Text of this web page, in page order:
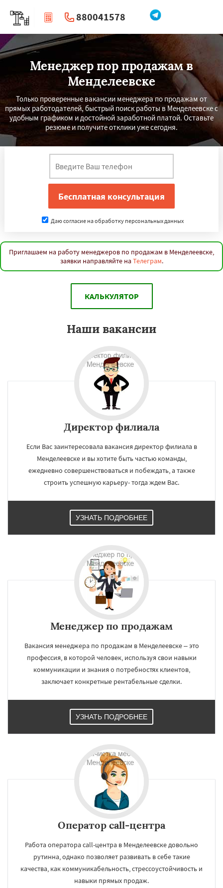
Работаем по
Нахабино
Правдинский Решетниково
Родники
Томилино Тучково Уваровка Удельная
Фосфоритный Фряново Хорлово
Черкизово Черусти Шаховская
880041578
| Перезвоните мне
Менеджер пор продажам в
Менделеевске
Только проверенные вакансии менеджера по продажам от
прямых работодателей, быстрый поиск работы в Менделеевске с
удобным графиком и достойной заработной платой. Оставьте
резюме и получите отклики уже сегодня.
Даю согласие на обработку персональных данных
Приглашаем на работу менеджеров по продажам в Менделеевске,
заявки направляйте на Телеграм.
КАЛЬКУЛЯТОР
Наши вакансии
Директор филиала
Если Вас заинтересовала вакансия директор филиала в
Менделеевске и вы хотите быть частью команды,
ежедневно совершенствоваться и побеждать, а также
строить успешную карьеру- тогда ждем Вас.
УЗНАТЬ ПОДРОБНЕЕ
Менеджер по продажам
Вакансия менеджера по продажам в Менделеевске – это
профессия, в которой человек, используя свои навыки
коммуникации и знания о потребностях клиентов,
заключает конкретные рентабельные сделки.
УЗНАТЬ ПОДРОБНЕЕ
Оператор call-центра
Работа оператора call-центра в Менделеевске довольно
рутинна, однако позволяет развивать в себе такие
качества, как коммуникабельность, стрессоустойчивость и
навыки прямых продаж.
УЗНАТЬ ПОДРОБНЕЕ
Даю согласие на обработку персональных данных